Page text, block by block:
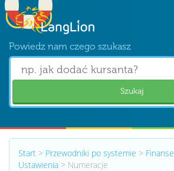
Powiedz nam czego szukasz
Szukaj
Start > Przewodniki po systemie > Finanse
Ustawienia > Numeracje